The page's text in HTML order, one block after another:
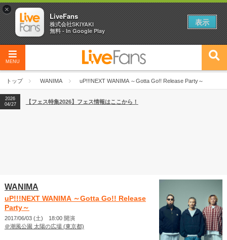
MENU
トップ WANIMA uP!!!NEXT WANIMA ～Gotta Go!! Release Party～
2026
04/27
2026
【ライブ動員ランキング】2026年上半期編発表！
2026
04/27
【フェス特集2026】フェス情報はここから！
WANIMA
uP!!!NEXT WANIMA ～Gotta Go!! Release
Party～
2017/06/03 (土) 18:00 開演
＠潮風公園 太陽の広場 (東京都)
×
LiveFans
株式会社SKIYAKI
無料 - In Google Play
表示